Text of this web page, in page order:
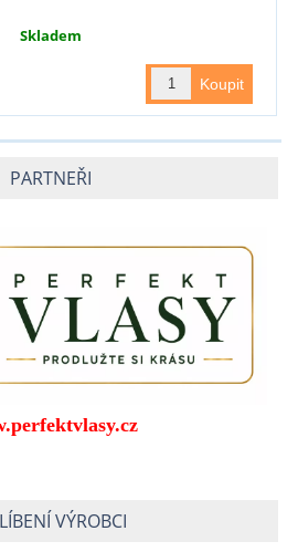
Skladem
PARTNEŘI
VÝROBCI